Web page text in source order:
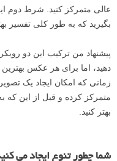
عالی متمرکز کنید. شرط دوم
بگیرید که به طور کلی تفسیر
پیشنهاد من ترکیب این دو
دهید، اما برای هر عکس بهترین
زمانی که امکان ایجاد یک
متمرکز کرده و قبل از این که
بهتر کنید.
شما چطور تنوع ایجاد می